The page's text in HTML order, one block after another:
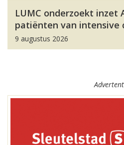
LUMC onderzoekt inzet
patiënten van intensive
9 augustus 2026